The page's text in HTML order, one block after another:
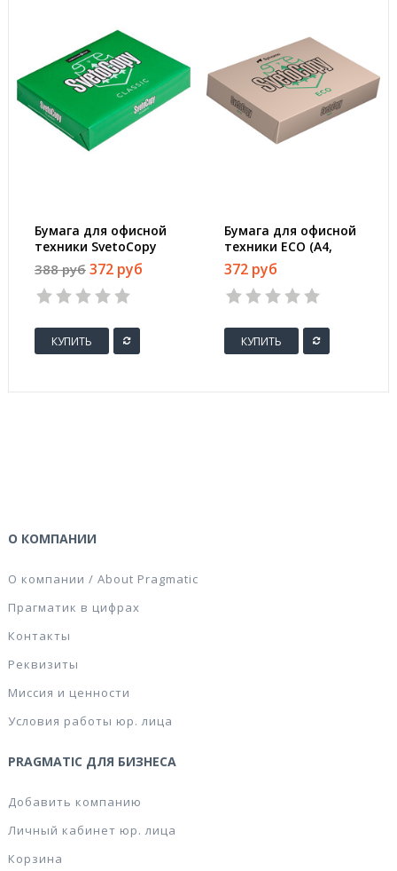
Бумага для офисной
техники SvetoCopy
(A4, марка C, 80 г/
кв.м, 500 листов)
388 руб 372 руб
КУПИТЬ
Бумага для офисной
техники ECO (А4,
марка С, 80 г/кв.м,
белизна 60%, 500
листов)
372 руб
КУПИТЬ
О КОМПАНИИ
О компании / About Pragmatic
Прагматик в цифрах
Контакты
Реквизиты
Миссия и ценности
Условия работы юр. лица
PRAGMATIC ДЛЯ БИЗНЕСА
Добавить компанию
Личный кабинет юр. лица
Корзина